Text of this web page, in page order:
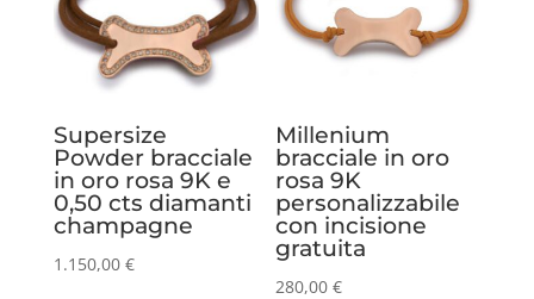
Supersize
Powder bracciale
in oro rosa 9K e
0,50 cts diamanti
champagne
1.150,00 €
Millenium
bracciale in oro
rosa 9K
personalizzabile
con incisione
gratuita
280,00€